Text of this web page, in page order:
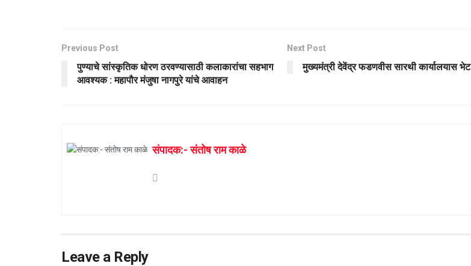
Previous Post
पुण्याचे सांस्कृतिक धोरण ठरवण्यासाठी कलाकारांचा सहभाग
आवश्यक : महापौर मंजुषा नागपुरे यांचे आवाहन
Next Post
मुख्यमंत्री देवेंद्र फडणवीस सारथी कार्यालयास भेट
संपादक:- संतोष राम काळे
Leave a Reply